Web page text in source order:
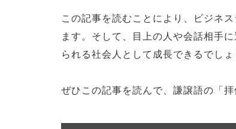
この記事を読むことにより、ビジネ
ます。そして、目上の人や会話相手
られる社会人として成長できるでしょ
ぜひこの記事を読んで、謙譲語の「